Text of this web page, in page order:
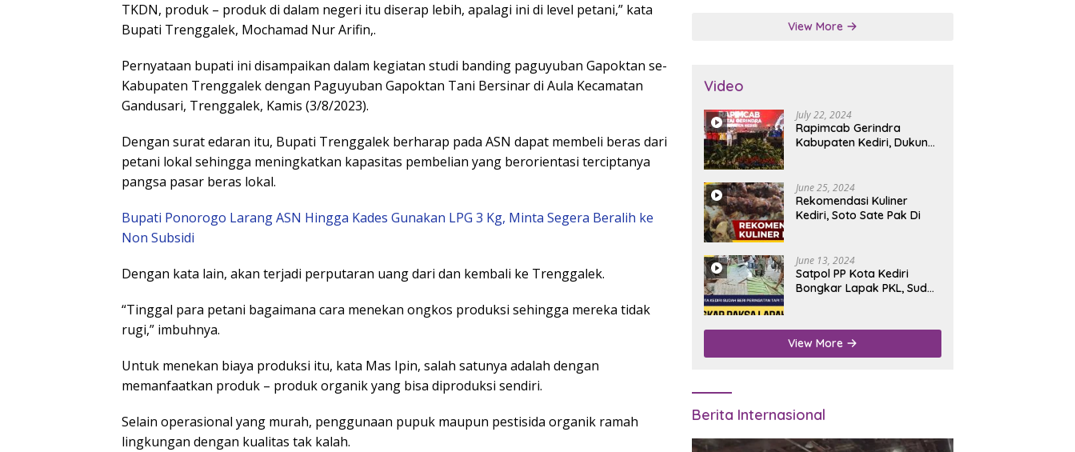
TKDN, produk – produk di dalam negeri itu diserap lebih, apalagi ini di level petani,” kata
Bupati Trenggalek, Mochamad Nur Arifin,.
Pernyataan bupati ini disampaikan dalam kegiatan studi banding paguyuban Gapoktan se-
Kabupaten Trenggalek dengan Paguyuban Gapoktan Tani Bersinar di Aula Kecamatan
Gandusari, Trenggalek, Kamis (3/8/2023).
Dengan surat edaran itu, Bupati Trenggalek berharap pada ASN dapat membeli beras dari
petani lokal sehingga meningkatkan kapasitas pembelian yang berorientasi terciptanya
pangsa pasar beras lokal.
Bupati Ponorogo Larang ASN Hingga Kades Gunakan LPG 3 Kg, Minta Segera Beralih ke
Non Subsidi
Dengan kata lain, akan terjadi perputaran uang dari dan kembali ke Trenggalek.
“Tinggal para petani bagaimana cara menekan ongkos produksi sehingga mereka tidak
rugi,” imbuhnya.
Untuk menekan biaya produksi itu, kata Mas Ipin, salah satunya adalah dengan
memanfaatkan produk – produk organik yang bisa diproduksi sendiri.
Selain operasional yang murah, penggunaan pupuk maupun pestisida organik ramah
lingkungan dengan kualitas tak kalah.
View More
Video
July 22, 2024
Rapimcab Gerindra
Kabupaten Kediri, Dukung
June 25, 2024
Rekomendasi Kuliner
Kediri, Soto Sate Pak Di
June 13, 2024
Satpol PP Kota Kediri
Bongkar Lapak PKL, Sudah
View More
Berita Internasional